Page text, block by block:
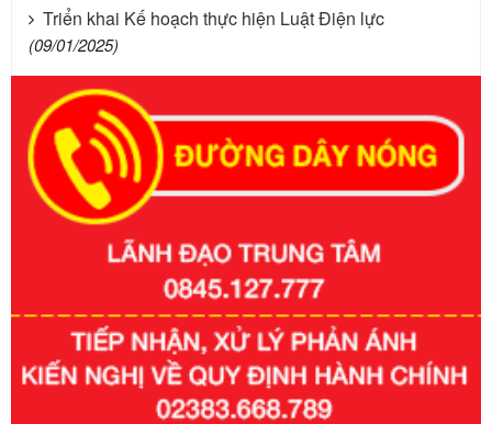
Triển khai Kế hoạch thực hiện Luật Điện lực
(09/01/2025)